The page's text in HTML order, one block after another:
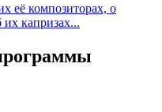
её композиторах, о
капризах...